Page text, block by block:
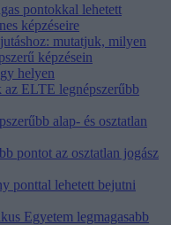
pontokkal lehetett
képzéseire
mutatjuk, milyen
képzésein
helyen
ELTE legnépszerűbb
alap- és osztatlan
pontot az osztatlan jogász
ponttal lehetett bejutni
Egyetem legmagasabb